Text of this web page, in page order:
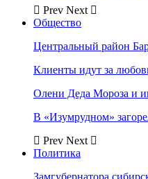
Prev Next
Общество
Центральный район
Клиенты идут за
Олени Деда Мороза и
В «Изумрудном»
Prev Next
Политика
Замгубернатора